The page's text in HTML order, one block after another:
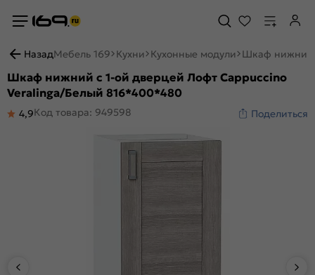
НазадМебель 169 Кухни Кухонные модули Шкаф нижний
Шкаф нижний с 1-ой дверцей Лофт Cappuccino
Veralinga/Белый 816*400*480
4,9Код товара: 949598 Поделиться